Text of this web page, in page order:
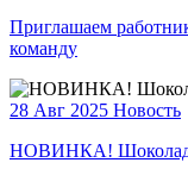
Приглашаем
команду
28 Авг 2025 Новость
НОВИНКА!